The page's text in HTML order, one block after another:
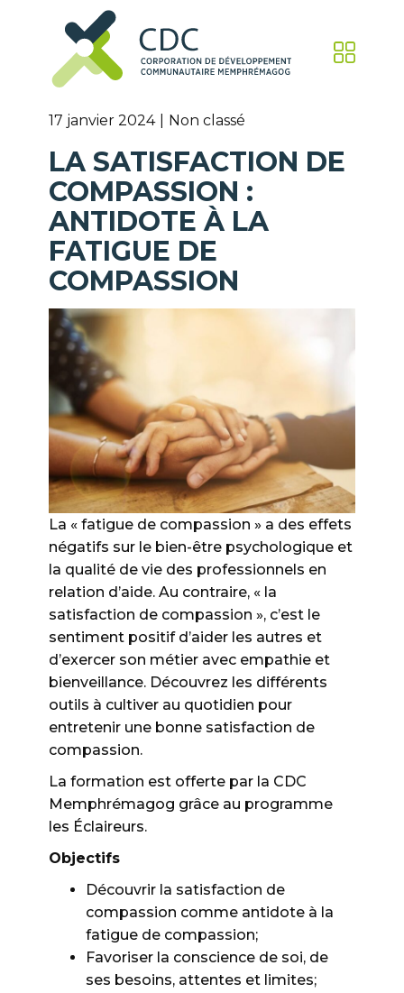
17 janvier 2024 Non classé
LA SATISFACTION DE
COMPASSION :
ANTIDOTE À LA
FATIGUE DE
COMPASSION
La « fatigue de compassion » a des effets
négatifs sur le bien-être psychologique et
la qualité de vie des professionnels en
relation d’aide. Au contraire, « la
satisfaction de compassion », c’est le
sentiment positif d’aider les autres et
d’exercer son métier avec empathie et
bienveillance. Découvrez les différents
outils à cultiver au quotidien pour
entretenir une bonne satisfaction de
compassion.
La formation est offerte par la CDC
Memphrémagog grâce au programme
les Éclaireurs.
Objectifs
Découvrir la satisfaction de
compassion comme antidote à la
fatigue de compassion;
Favoriser la conscience de soi, de
ses besoins, attentes et limites;